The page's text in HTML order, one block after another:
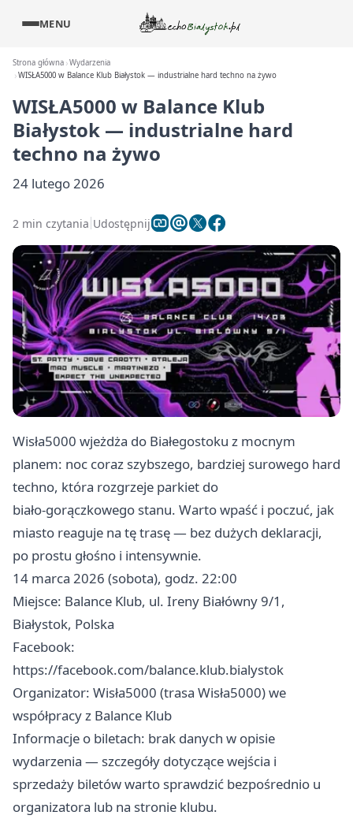
MENU
Strona główna Wydarzenia
WISŁA5000 w Balance Klub Białystok — industrialne hard techno na żywo
WISŁA5000 w Balance Klub
Białystok — industrialne hard
techno na żywo
24 lutego 2026
2 min czytania Udostępnij
Wisła5000 wjeżdża do Białegostoku z mocnym
planem: noc coraz szybszego, bardziej surowego hard
techno, która rozgrzeje parkiet do
biało‑gorączkowego stanu. Warto wpaść i poczuć, jak
miasto reaguje na tę trasę — bez dużych deklaracji,
po prostu głośno i intensywnie.
14 marca 2026 (sobota), godz. 22:00
Miejsce: Balance Klub, ul. Ireny Białówny 9/1,
Białystok, Polska
Facebook:
https://facebook.com/balance.klub.bialystok
Organizator: Wisła5000 (trasa Wisła5000) we
współpracy z Balance Klub
Informacje o biletach: brak danych w opisie
wydarzenia — szczegóły dotyczące wejścia i
sprzedaży biletów warto sprawdzić bezpośrednio u
organizatora lub na stronie klubu.